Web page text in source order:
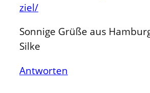
ziel/
Sonnige Grüße aus
Silke
Antworten